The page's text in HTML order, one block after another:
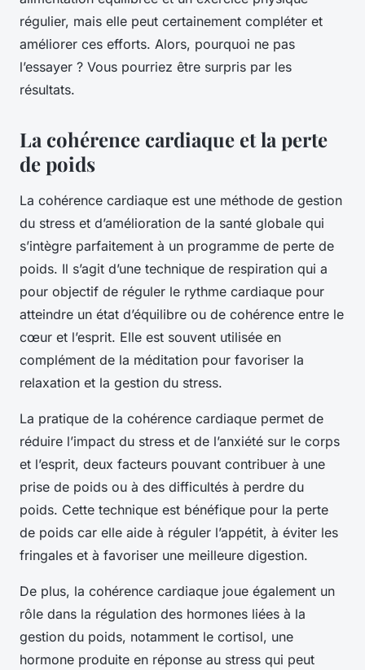
régulier, mais elle peut certainement compléter et
améliorer ces efforts. Alors, pourquoi ne pas
l’essayer ? Vous pourriez être surpris par les
résultats.
La cohérence cardiaque et la perte
de poids
La cohérence cardiaque est une méthode de gestion
du stress et d’amélioration de la santé globale qui
s’intègre parfaitement à un programme de perte de
poids. Il s’agit d’une technique de respiration qui a
pour objectif de réguler le rythme cardiaque pour
atteindre un état d’équilibre ou de cohérence entre le
cœur et l’esprit. Elle est souvent utilisée en
complément de la méditation pour favoriser la
relaxation et la gestion du stress.
La pratique de la cohérence cardiaque permet de
réduire l’impact du stress et de l’anxiété sur le corps
et l’esprit, deux facteurs pouvant contribuer à une
prise de poids ou à des difficultés à perdre du
poids. Cette technique est bénéfique pour la perte
de poids car elle aide à réguler l’appétit, à éviter les
fringales et à favoriser une meilleure digestion.
De plus, la cohérence cardiaque joue également un
rôle dans la régulation des hormones liées à la
gestion du poids, notamment le cortisol, une
hormone produite en réponse au stress qui peut